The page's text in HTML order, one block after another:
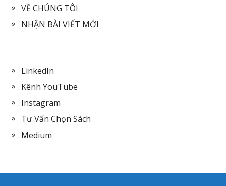
VỀ CHÚNG TÔI
NHẬN BÀI VIẾT MỚI
LinkedIn
Kênh YouTube
Instagram
Tư Vấn Chọn Sách
Medium